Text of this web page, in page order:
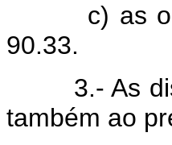
c) as
90.33.
3.- As
também ao